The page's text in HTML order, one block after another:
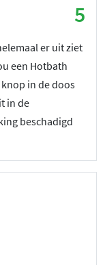
5
er uit ziet
een Hotbath
in de doos
in de
beschadigd